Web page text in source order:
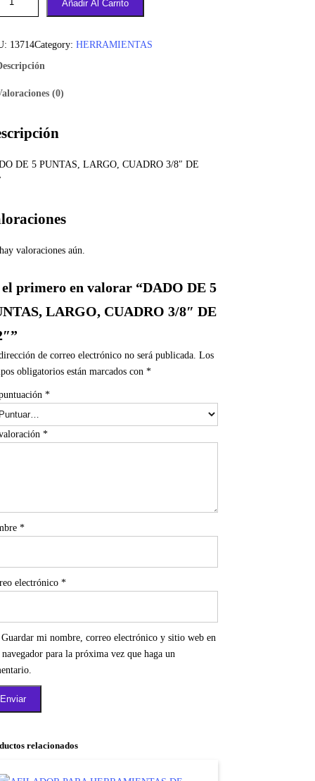
Añadir Al Carrito
13714Category: HERRAMIENTAS
(0)
DE 5 PUNTAS, LARGO, CUADRO 3/8″ DE
valoraciones aún.
el primero en valorar “DADO DE 5
LARGO, CUADRO 3/8″ DE
de correo electrónico no será publicada. Los
obligatorios están marcados con *
*
*
*
electrónico *
Guardar mi nombre, correo electrónico y sitio web en
navegador para la próxima vez que haga un
relacionados